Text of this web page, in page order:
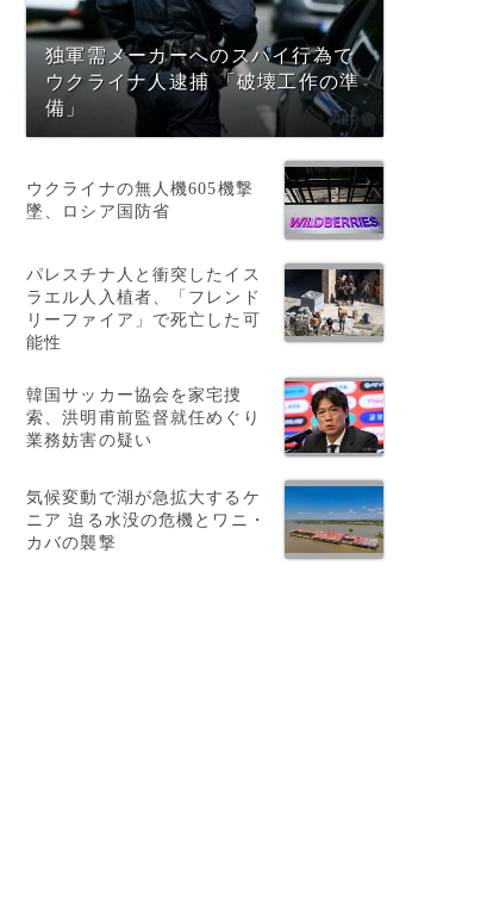
独軍需メーカーへのスパイ行為で
ウクライナ人逮捕 「破壊工作の準
備」
ウクライナの無人機605機撃
墜、ロシア国防省
パレスチナ人と衝突したイス
ラエル人入植者、「フレンド
リーファイア」で死亡した可
能性
韓国サッカー協会を家宅捜
索、洪明甫前監督就任めぐり
業務妨害の疑い
気候変動で湖が急拡大するケ
ニア 迫る水没の危機とワニ・
カバの襲撃